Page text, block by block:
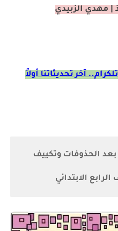
| مهدي الزبيدي
آخر تحديثاتنا أولاً
بعد الحذوفات وتكييف
الابتدائي